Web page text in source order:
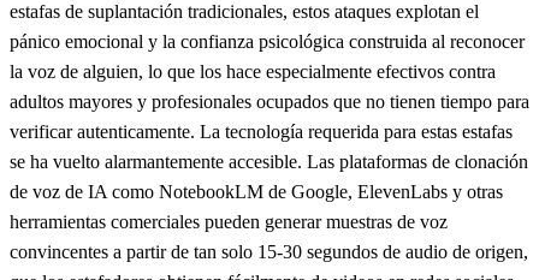
estafas de suplantación tradicionales, estos ataques explotan el
pánico emocional y la confianza psicológica construida al reconocer
la voz de alguien, lo que los hace especialmente efectivos contra
adultos mayores y profesionales ocupados que no tienen tiempo para
verificar autenticamente. La tecnología requerida para estas estafas
se ha vuelto alarmantemente accesible. Las plataformas de clonación
de voz de IA como NotebookLM de Google, ElevenLabs y otras
herramientas comerciales pueden generar muestras de voz
convincentes a partir de tan solo 15-30 segundos de audio de origen,